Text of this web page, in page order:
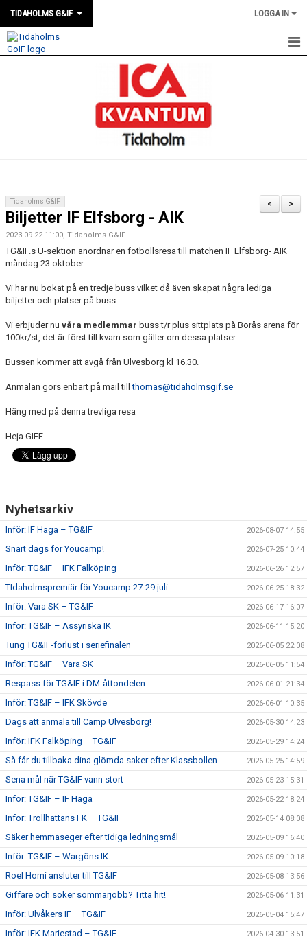
TIDAHOLMS G&IF LOGGA IN
FÖRENINGEN
SOUVENIRER
MATCHER
CUPER ARBETSBESKRIVNING
PLANSCHEMA
>
<
Tidaholms G&IF
Biljetter IF Elfsborg - AIK
2023-09-22 11:00, Tidaholms G&IF
TG&IF.s U-sektion anordnar en fotbollsresa till matchen IF Elfsborg- AIK
måndag 23 oktober.
Vi har nu bokat på en tredje buss vilket då även skapat några lediga
biljetter och platser på buss.
Vi erbjuder nu våra medlemmar buss t/r plus sittplats på Borås arena för
100kr/st, det är först till kvarn som gäller om dessa platser.
Bussen kommer att avgå från Ulvesborg kl 16.30.
Anmälan görs enbart på mail tillthomas@tidaholmsgif.se
Häng med på denna trevliga resa
Heja GIFF
Nyhetsarkiv
Inför: IF Haga – TG&IF 2026-08-07 14:55
Snart dags för Youcamp! 2026-07-25 10:44
Inför: TG&IF – IFK Falköping 2026-06-26 12:57
TIdaholmspremiär för Youcamp 27-29 juli 2026-06-25 18:32
Inför: Vara SK – TG&IF 2026-06-17 16:07
Inför: TG&IF – Assyriska IK 2026-06-11 15:20
Tung TG&IF-förlust i seriefinalen 2026-06-05 22:08
Inför: TG&IF – Vara SK 2026-06-05 11:54
Respass för TG&IF i DM-åttondelen 2026-06-01 21:34
Inför: TG&IF – IFK Skövde 2026-06-01 10:35
Dags att anmäla till Camp Ulvesborg! 2026-05-30 14:23
Inför: IFK Falköping – TG&IF 2026-05-29 14:24
Så får du tillbaka dina glömda saker efter Klassbollen 2026-05-25 14:59
Sena mål när TG&IF vann stort 2026-05-23 15:31
Inför: TG&IF – IF Haga 2026-05-22 18:24
Inför: Trollhättans FK – TG&IF 2026-05-14 08:08
Säker hemmaseger efter tidiga ledningsmål 2026-05-09 16:40
Inför: TG&IF – Wargöns IK 2026-05-09 10:18
Roel Homi ansluter till TG&IF 2026-05-08 13:56
Giffare och söker sommarjobb? Titta hit! 2026-05-06 11:31
Inför: Ulvåkers IF – TG&IF 2026-05-04 15:47
Inför: IFK Mariestad – TG&IF 2026-04-30 13:51